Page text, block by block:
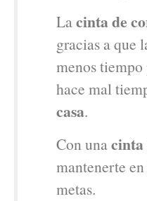
Lacinta de
gracias a que
menos tiempo
hace mal
casa.
Con una
mantenerte
metas.